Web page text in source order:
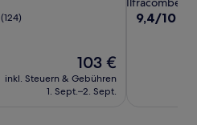
Bed
(124)
Der
Preis
beträgt
103 €
inkl. Steuern & Gebühren
1. Sept.–2. Sept.
Unterkunft
9.4
9,4/10